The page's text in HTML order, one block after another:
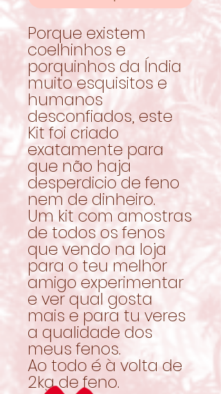
Porque existem
coelhinhos e
porquinhos da Índia
muito esquisitos e
humanos
desconfiados, este
Kit foi criado
exatamente para
que não haja
desperdicio de feno
nem de dinheiro.
Um kit com amostras
de todos os fenos
que vendo na loja
para o teu melhor
amigo experimentar
e ver qual gosta
mais e para tu veres
a qualidade dos
meus fenos.
Ao todo é à volta de
2kg de feno.